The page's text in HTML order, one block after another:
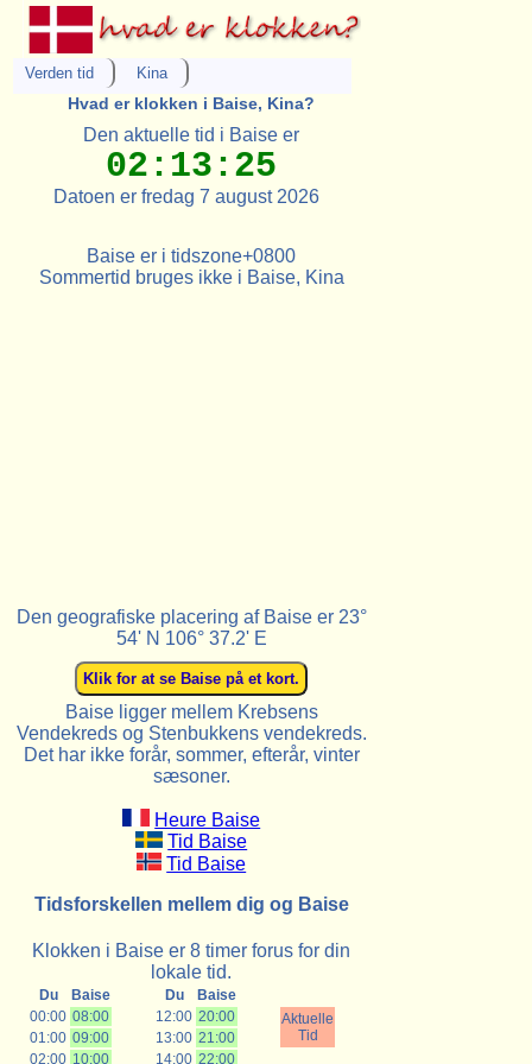
Verden tid Kina
Hvad er klokken i Baise, Kina?
Den aktuelle tid i Baise er
02:13:25
Datoen er fredag 7 august 2026
Baise er i tidszone+0800
Sommertid bruges ikke i Baise, Kina
Den geografiske placering af Baise er 23°
54' N 106° 37.2' E
Baise ligger mellem Krebsens
Vendekreds og Stenbukkens vendekreds.
Det har ikke forår, sommer, efterår, vinter
sæsoner.
Heure Baise
Tid Baise
Tid Baise
Tidsforskellen mellem dig og Baise
Klokken i Baise er 8 timer forus for din
lokale tid.
Du Baise Du
Baise
00:00 08:00 12:00 20:00
Aktuelle
Tid
01:00 09:00 13:00 21:00
02:00 10:00 14:00 22:00